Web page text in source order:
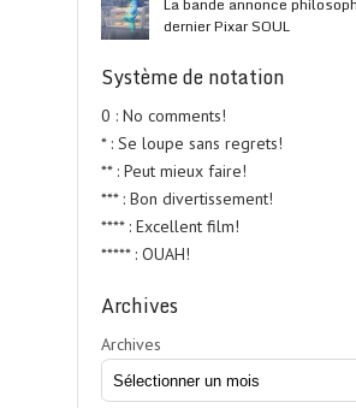
dernier Pixar SOUL
Système de notation
0 : No comments!
* : Se loupe sans regrets!
** : Peut mieux faire!
*** : Bon divertissement!
**** : Excellent film!
***** : OUAH!
Archives
Archives